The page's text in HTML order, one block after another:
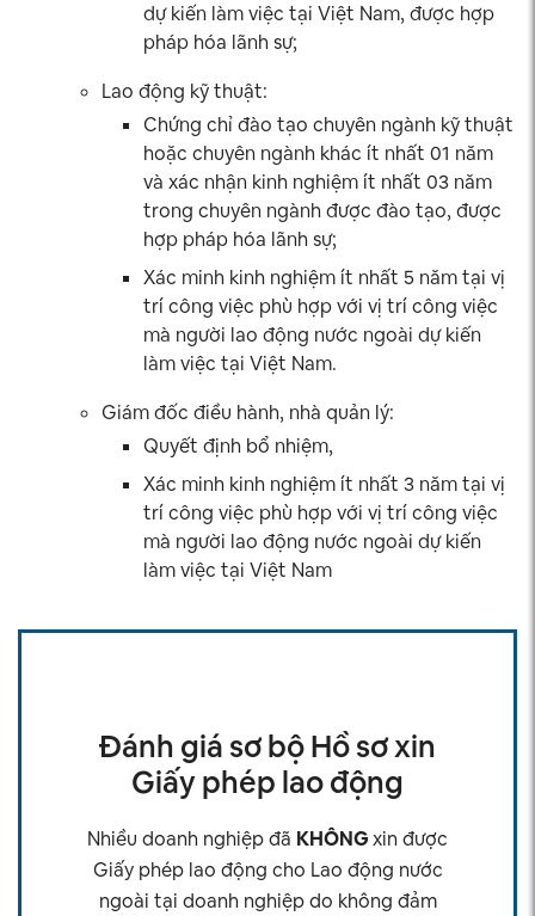
dự kiến làm việc tại Việt Nam, được hợp
pháp hóa lãnh sự;
Lao động kỹ thuật:
Chứng chỉ đào tạo chuyên ngành kỹ thuật
hoặc chuyên ngành khác ít nhất 01 năm
và xác nhận kinh nghiệm ít nhất 03 năm
trong chuyên ngành được đào tạo, được
hợp pháp hóa lãnh sự;
Xác minh kinh nghiệm ít nhất 5 năm tại vị
trí công việc phù hợp với vị trí công việc
mà người lao động nước ngoài dự kiến
làm việc tại Việt Nam.
Giám đốc điều hành, nhà quản lý:
Quyết định bổ nhiệm,
Xác minh kinh nghiệm ít nhất 3 năm tại vị
trí công việc phù hợp với vị trí công việc
mà người lao động nước ngoài dự kiến
làm việc tại Việt Nam
Đánh giá sơ bộ Hồ sơ xin
Giấy phép lao động
Nhiều doanh nghiệp đã KHÔNGxin được
Giấy phép lao động cho Lao động nước
ngoài tại doanh nghiệp do không đảm